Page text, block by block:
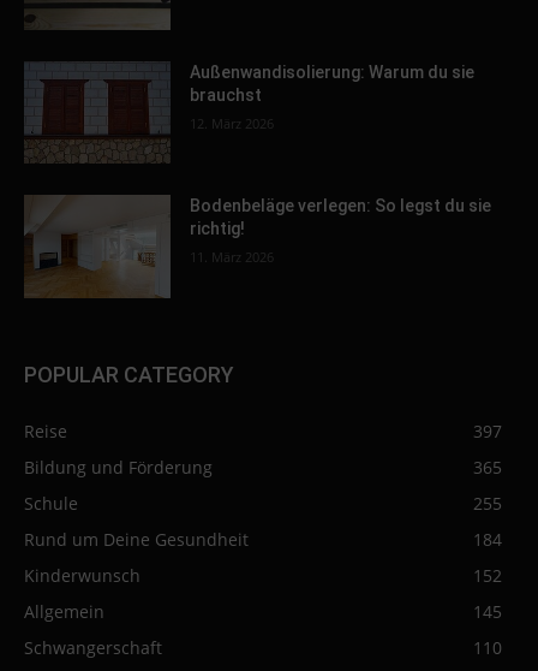
Außenwandisolierung: Warum du sie
brauchst
12. März 2026
Bodenbeläge verlegen: So legst du sie
richtig!
11. März 2026
POPULAR CATEGORY
Reise
397
Bildung und Förderung
365
Schule
255
Rund um Deine Gesundheit
184
Kinderwunsch
152
Allgemein
145
Schwangerschaft
110